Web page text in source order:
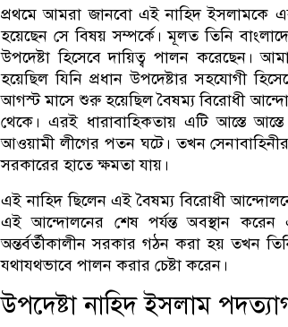
প্রথমে আমরা জানবো এই নাহিদ ইসলামকে
হয়েছেন সে বিষয় সম্পর্কে। মূলত তিনি
উপদেষ্টা হিসেবে দায়িত্ব পালন করেছেন।
হয়েছিল যিনি প্রধান উপদেষ্টার সহযোগী
আগস্ট মাসে শুরু হয়েছিল বৈষম্য বিরোধী
থেকে। এরই ধারাবাহিকতায় এটি আস্তে
আওয়ামী লীগের পতন ঘটে। তখন সেনাবাহিনীর
সরকারের হাতে ক্ষমতা যায়।
এই নাহিদ ছিলেন এই বৈষম্য বিরোধী
এই আন্দোলনের শেষ পর্যন্ত অবস্থান করেন
অন্তর্বর্তীকালীন সরকার গঠন করা হয় তখন
যথাযথভাবে পালন করার চেষ্টা করেন।
উপদেষ্টা নাহিদ ইসলাম